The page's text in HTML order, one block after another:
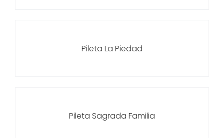
Pileta La Piedad
Pileta Sagrada Familia